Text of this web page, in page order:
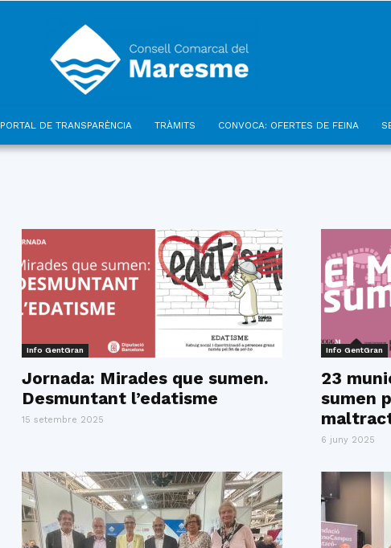
Comarcal
Maresme
PORTAL DE TRANSPARÈNCIA TRÀMITS CONVOCA: OFERTES DE FEINA
Info GentGran
Jornada: Mirades que sumen.
Desmuntant l’edatisme
15 setembre 2025
Info GentGran
23
sumen
6 juny 2025